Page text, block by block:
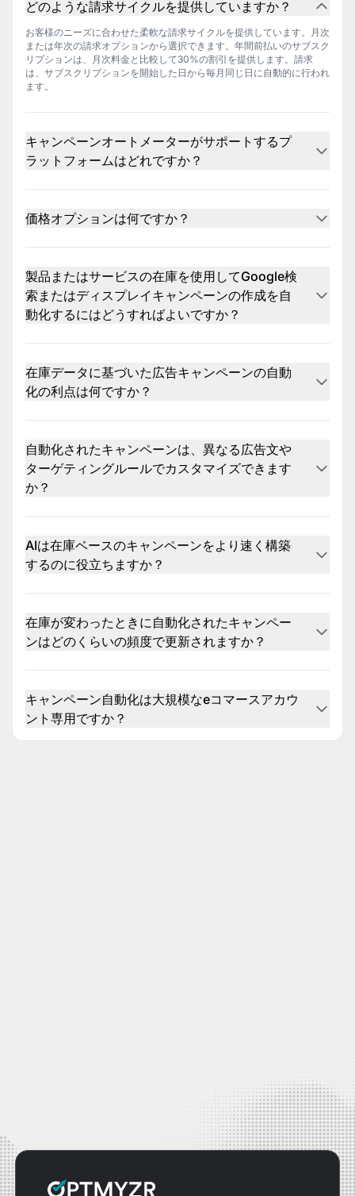
どのような請求サイクルを提供していますか？
お客様のニーズに合わせた柔軟な請求サイクルを提供しています。月次
または年次の請求オプションから選択できます。年間前払いのサブスク
リプションは、月次料金と比較して30%の割引を提供します。請求
は、サブスクリプションを開始した日から毎月同じ日に自動的に行われ
ます。
キャンペーンオートメーターがサポートするプ
ラットフォームはどれですか？
価格オプションは何ですか？
れます。Optmyzrのお客様でない場合は、キャンペーンオートメータ
ーのみを1アカウントあたり月額$249で登録できます。
製品またはサービスの在庫を使用してGoogle検
索またはディスプレイキャンペーンの作成を自
動化するにはどうすればよいですか？
使用できます。これらのツールは、在庫の変化に応じてキャンペーンを
更新し、時間を節約し、スケールを向上させます。
在庫データに基づいた広告キャンペーンの自動
化の利点は何ですか？
告表示のリスクを最小限に抑えます。また、一貫した構造とターゲティ
ングでキャンペーンを迅速にスケールアップするのに役立ちます。
自動化されたキャンペーンは、異なる広告文や
ターゲティングルールでカスタマイズできます
か？
プレートを提供します。また、カテゴリや場所などのフィード属性に基
づいて入札、デバイス、オーディエンス、または地理的ターゲティング
を調整するルールを適用することもできます。
AIは在庫ベースのキャンペーンをより速く構築
するのに役立ちますか？
ールアウトアセットを提案してセットアップを加速します。目標に合わ
せた堅実な構造が得られ、その後、キャンペーンオートメーターでカス
タマイズと自動化が可能です。
在庫が変わったときに自動化されたキャンペー
ンはどのくらいの頻度で更新されますか？
リアルタイムの在庫、価格、またはプロモーションを反映することが保
証されます。
キャンペーン自動化は大規模なeコマースアカウ
ント専用ですか？
全く違います。大規模な在庫に最適ですが、キャンペーン自動化はサー